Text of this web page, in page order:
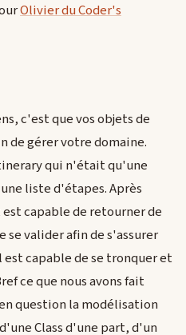
Olivier du Coder's
c'est que vos objets de
de gérer votre domaine.
qui n'était qu'une
liste d'étapes. Après
capable de retourner de
se valider afin de s'assurer
capable de se tronquer et
ce que nous avons fait
question la modélisation
Class d'une part, d'un